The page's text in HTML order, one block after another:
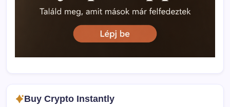
Buy Crypto Instantly